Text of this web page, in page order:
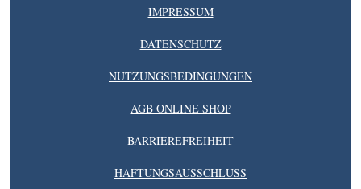
IMPRESSUM
DATENSCHUTZ
NUTZUNGSBEDINGUNGEN
AGB ONLINE SHOP
BARRIEREFREIHEIT
HAFTUNGSAUSSCHLUSS